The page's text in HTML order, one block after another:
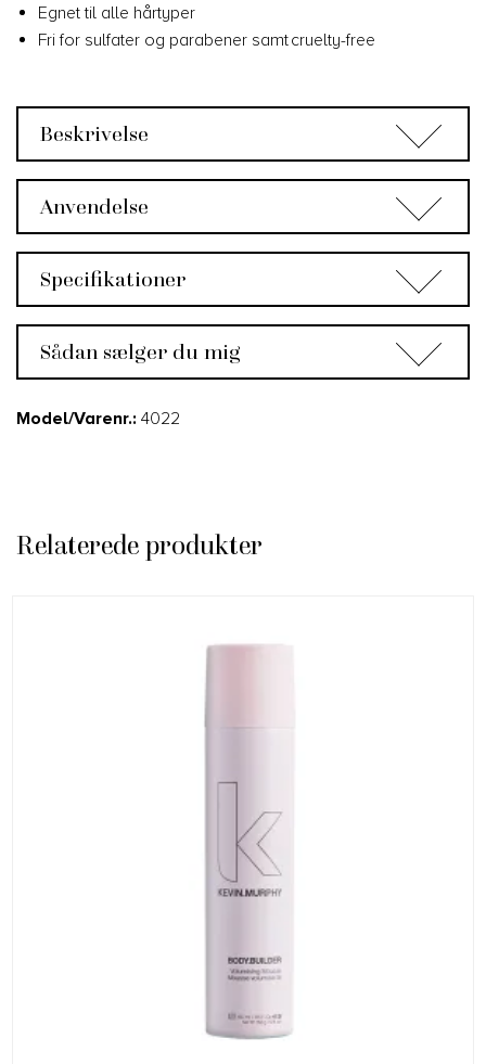
Egnet til alle hårtyper
Fri for sulfater og parabener samt cruelty-free
Beskrivelse
Anvendelse
Specifikationer
Sådan sælger du mig
Model/Varenr.: 4022
Relaterede produkter